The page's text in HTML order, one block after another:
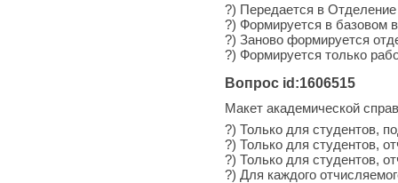
?) Передается в
?) Формируется в базовом
?) Заново формируется
?) Формируется только
Вопрос id:1606515
Макет академической
?) Только для студентов,
?) Только для студентов,
?) Только для студентов,
?) Для каждого